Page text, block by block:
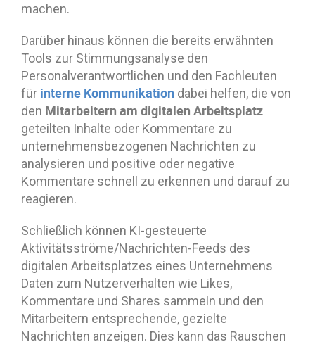
machen.
Darüber hinaus können die bereits erwähnten
Tools zur Stimmungsanalyse den
Personalverantwortlichen und den Fachleuten
für interne Kommunikation dabei helfen, die von
den Mitarbeitern am digitalen Arbeitsplatz
geteilten Inhalte oder Kommentare zu
unternehmensbezogenen Nachrichten zu
analysieren und positive oder negative
Kommentare schnell zu erkennen und darauf zu
reagieren.
Schließlich können KI-gesteuerte
Aktivitätsströme/Nachrichten-Feeds des
digitalen Arbeitsplatzes eines Unternehmens
Daten zum Nutzerverhalten wie Likes,
Kommentare und Shares sammeln und den
Mitarbeitern entsprechende, gezielte
Nachrichten anzeigen. Dies kann das Rauschen